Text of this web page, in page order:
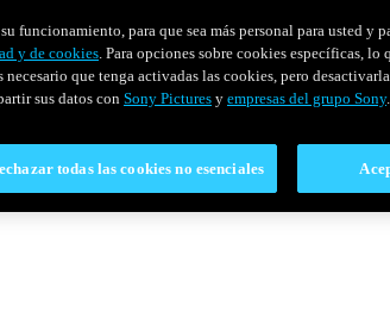
para que sea más personal para usted
y de cookies. Para opciones sobre cookies específicas,
que tenga activadas las cookies, pero
sus datos con Sony Pictures y empresas del grupo Sony.
todas las cookies no esenciales